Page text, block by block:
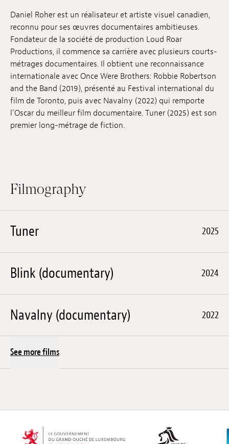
Jobs
Submissions
Archives
Publications
Daniel Roher est un réalisateur et artiste visuel canadien,
reconnu pour ses œuvres documentaires ambitieuses.
Fondateur de la société de production Loud Roar
Productions, il commence sa carrière avec plusieurs courts-
métrages documentaires. Il obtient une reconnaissance
internationale avec Once Were Brothers: Robbie Robertson
and the Band (2019), présenté au Festival international du
film de Toronto, puis avec Navalny (2022) qui remporte
l’Oscar du meilleur film documentaire. Tuner (2025) est son
premier long-métrage de fiction.
Filmography
Tuner 2025
Blink (documentary) 2024
Navalny (documentary) 2022
See more films